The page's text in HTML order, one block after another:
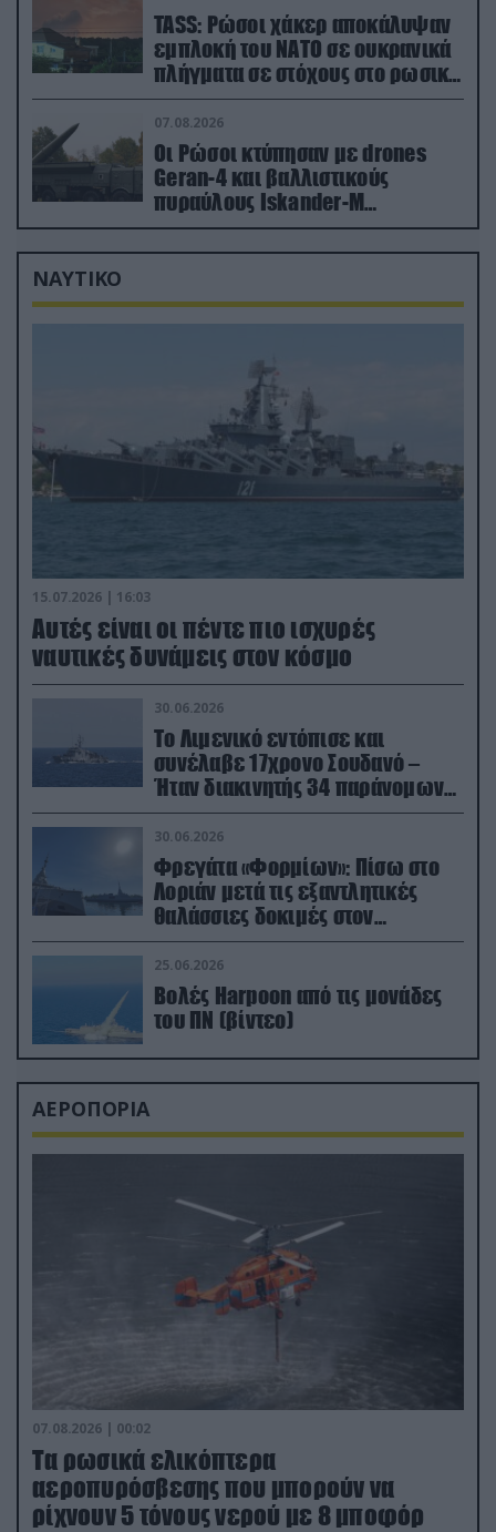
TASS: Ρώσοι χάκερ αποκάλυψαν
εμπλοκή του ΝΑΤΟ σε ουκρανικά
πλήγματα σε στόχους στο ρωσικό
έδαφος!
07.08.2026
Οι Ρώσοι κτύπησαν με drones
Geran-4 και βαλλιστικούς
πυραύλους Iskander-M
ουκρανικό τρένο με στρατιωτικό
εξοπλισμό
ΝΑΥΤΙΚΟ
15.07.2026 | 16:03
Aυτές είναι οι πέντε πιο ισχυρές
ναυτικές δυνάμεις στον κόσμο
30.06.2026
Το Λιμενικό εντόπισε και
συνέλαβε 17χρονο Σουδανό –
Ήταν διακινητής 34 παράνομων
μεταναστών
30.06.2026
Φρεγάτα «Φορμίων»: Πίσω στο
Λοριάν μετά τις εξαντλητικές
θαλάσσιες δοκιμές στον
απαιτητικό Βισκαϊκό
25.06.2026
Βολές Harpoon από τις μονάδες
του ΠΝ (βίντεο)
ΑΕΡΟΠΟΡΙΑ
07.08.2026 | 00:02
Τα ρωσικά ελικόπτερα
αεροπυρόσβεσης που μπορούν να
ρίχνουν 5 τόνους νερού με 8 μποφόρ